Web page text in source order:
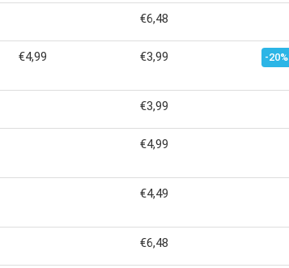
€6,48
€4,99 €3,99 -20%
€3,99
€4,99
€4,49
€6,48